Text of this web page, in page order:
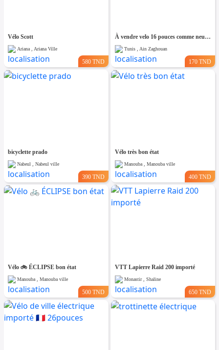
Vélo Scott
Ariana , Ariana Ville
580 TND
À vendre velo 16 pouces comme neuf soum forsa
Tunis , Ain Zaghouan
170 TND
bicyclette prado
Nabeul , Nabeul ville
390 TND
Vélo très bon état
Manouba , Manouba ville
400 TND
Vélo 🚲 ÉCLIPSE bon état
Manouba , Manouba ville
500 TND
VTT Lapierre Raid 200 importé
Monastir , Shaline
650 TND